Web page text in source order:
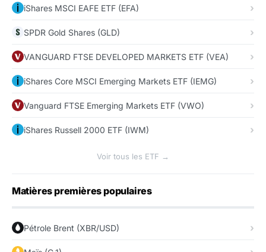
iShares MSCI EAFE ETF (EFA)
SPDR Gold Shares (GLD)
VANGUARD FTSE DEVELOPED MARKETS ETF (VEA)
iShares Core MSCI Emerging Markets ETF (IEMG)
Vanguard FTSE Emerging Markets ETF (VWO)
iShares Russell 2000 ETF (IWM)
Voir tous les ETF →
Matières premières populaires
Pétrole Brent (XBR/USD)